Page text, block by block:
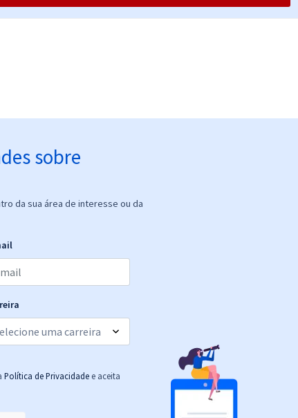
sobre
da sua área de interesse ou da
Política de Privacidade e aceita